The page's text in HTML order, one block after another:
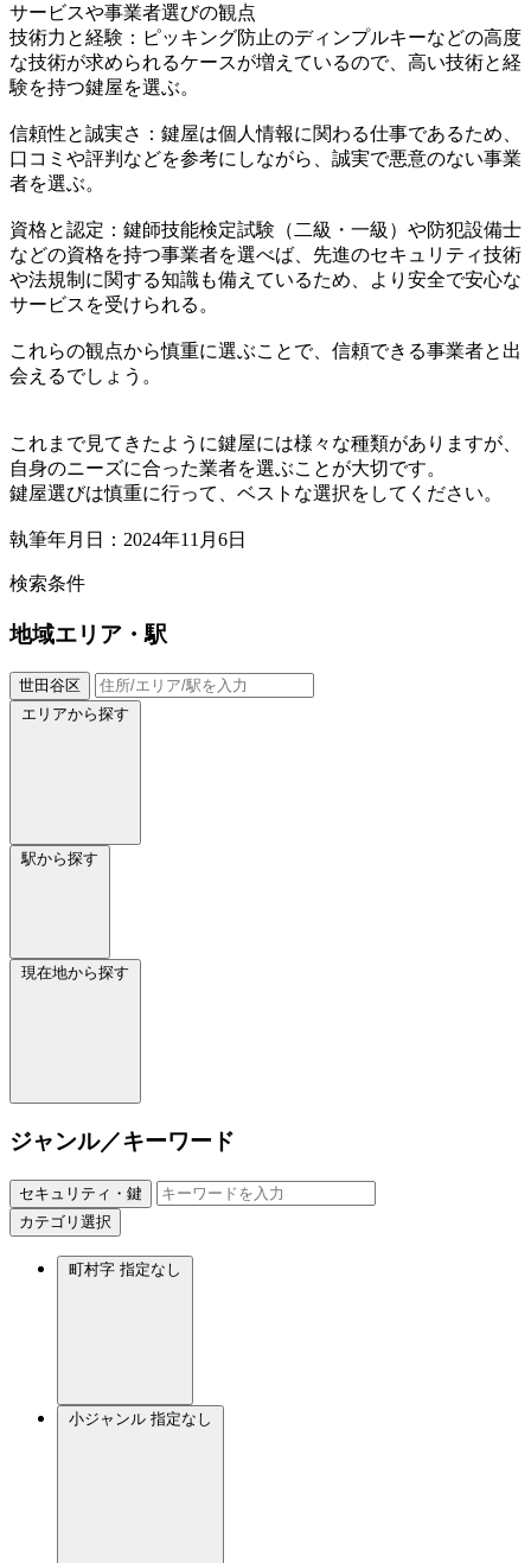
サービスや事業者選びの観点
技術力と経験：ピッキング防止のディンプルキーなどの高度
な技術が求められるケースが増えているので、高い技術と経
験を持つ鍵屋を選ぶ。
信頼性と誠実さ：鍵屋は個人情報に関わる仕事であるため、
口コミや評判などを参考にしながら、誠実で悪意のない事業
者を選ぶ。
資格と認定：鍵師技能検定試験（二級・一級）や防犯設備士
などの資格を持つ事業者を選べば、先進のセキュリティ技術
や法規制に関する知識も備えているため、より安全で安心な
サービスを受けられる。
これらの観点から慎重に選ぶことで、信頼できる事業者と出
会えるでしょう。
これまで見てきたように鍵屋には様々な種類がありますが、
自身のニーズに合った業者を選ぶことが大切です。
鍵屋選びは慎重に行って、ベストな選択をしてください。
執筆年月日：2024年11月6日
検索条件
地域エリア・駅
世田谷区
エリアから探す
駅から探す
現在地から探す
ジャンル／キーワード
セキュリティ・鍵
カテゴリ選択
町村字 指定なし
小ジャンル 指定なし